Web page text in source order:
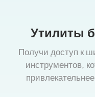
Утилиты
Получи доступ к
инструментов,